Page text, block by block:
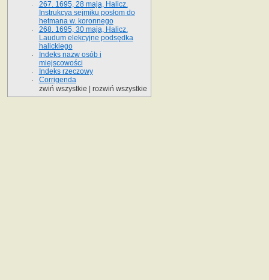
267. 1695, 28 maja, Halicz.
Instrukcya sejmiku posłom do
hetmana w. koronnego
268. 1695, 30 maja, Halicz.
Laudum elekcyjne podsędka
halickiego
Indeks nazw osób i
miejscowości
Indeks rzeczowy
Corrigenda
zwiń wszystkie
rozwiń wszystkie